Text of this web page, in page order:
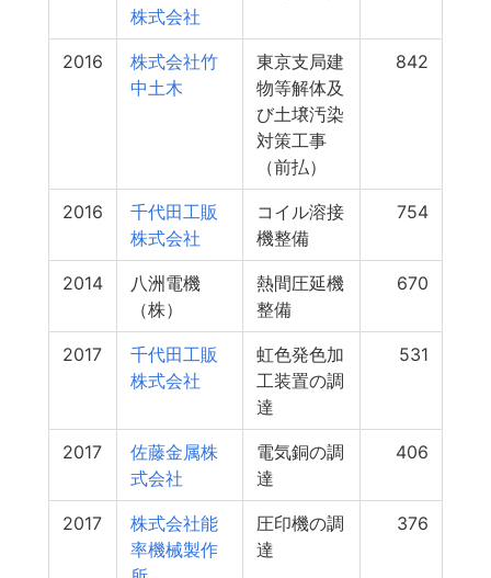
株式会社
2016
株式会社竹
中土木
東京支局建
物等解体及
び土壌汚染
対策工事
（前払）
842
2016
千代田工販
株式会社
コイル溶接
機整備
754
2014
八洲電機
（株）
熱間圧延機
整備
670
2017
千代田工販
株式会社
虹色発色加
工装置の調
達
531
2017
佐藤金属株
式会社
電気銅の調
達
406
2017
株式会社能
率機械製作
圧印機の調
達
376